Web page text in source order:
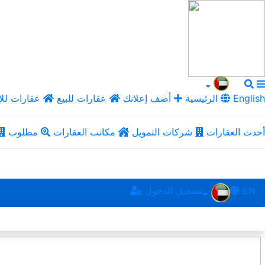
الرئيسية أضف إعلانك عقارات للبيع عقارات English
أحدث العقارات شركات التمويل مكاتب العقارات مطلوب
تسجيل الدخول EN